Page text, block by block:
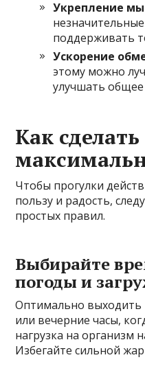
Укрепление
поддерживать
Ускорение
этому можно
улучшать общее
Как
Чтобы прогулки
пользу и радость,
простых правил.
Выбирайте
погоды и
Оптимально выходить
или вечерние часы,
нагрузка на организм
Избегайте сильной